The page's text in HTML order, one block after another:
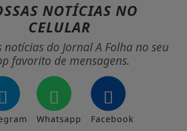
NOTÍCIAS NO
CELULAR
notícias do Jornal A Folha no seu
favorito de mensagens.
Whatsapp Facebook